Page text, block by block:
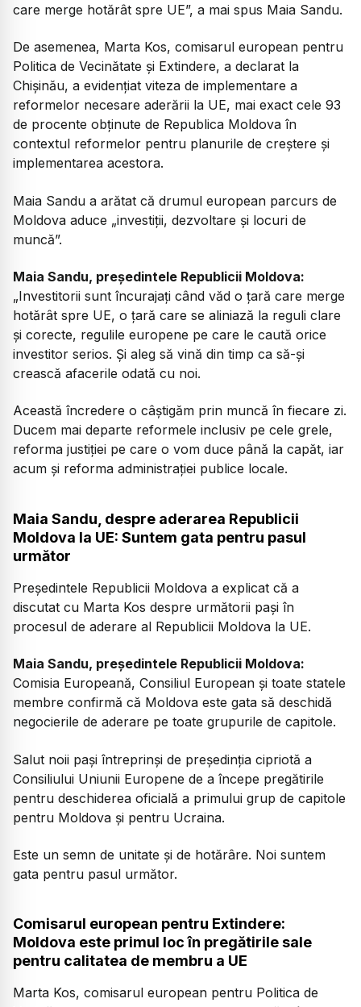
care merge hotărât spre UE”, a mai spus Maia Sandu.
De asemenea, Marta Kos, comisarul european pentru
Politica de Vecinătate și Extindere, a declarat la
Chișinău, a evidențiat viteza de implementare a
reformelor necesare aderării la UE, mai exact cele 93
de procente obținute de Republica Moldova în
contextul reformelor pentru planurile de creștere și
implementarea acestora.
Maia Sandu a arătat că drumul european parcurs de
Moldova aduce „investiții, dezvoltare și locuri de
muncă”.
Maia Sandu, președintele Republicii Moldova:
„Investitorii sunt încurajați când văd o țară care merge
hotărât spre UE, o țară care se aliniază la reguli clare
și corecte, regulile europene pe care le caută orice
investitor serios. Și aleg să vină din timp ca să-și
crească afacerile odată cu noi.
Această încredere o câștigăm prin muncă în fiecare zi.
Ducem mai departe reformele inclusiv pe cele grele,
reforma justiției pe care o vom duce până la capăt, iar
acum și reforma administrației publice locale.
Maia Sandu, despre aderarea Republicii
Moldova la UE: Suntem gata pentru pasul
următor
Președintele Republicii Moldova a explicat că a
discutat cu Marta Kos despre următorii pași în
procesul de aderare al Republicii Moldova la UE.
Maia Sandu, președintele Republicii Moldova:
Comisia Europeană, Consiliul European și toate statele
membre confirmă că Moldova este gata să deschidă
negocierile de aderare pe toate grupurile de capitole.
Salut noii pași întreprinși de președinția cipriotă a
Consiliului Uniunii Europene de a începe pregătirile
pentru deschiderea oficială a primului grup de capitole
pentru Moldova și pentru Ucraina.
Este un semn de unitate și de hotărâre. Noi suntem
gata pentru pasul următor.
Comisarul european pentru Extindere:
Moldova este primul loc în pregătirile sale
pentru calitatea de membru a UE
Marta Kos, comisarul european pentru Politica de